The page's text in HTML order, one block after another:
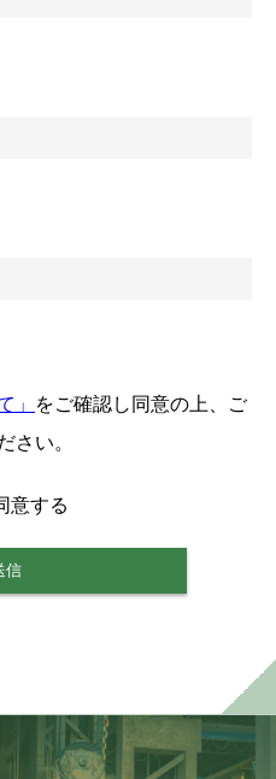
」 をご確認し同意の上、ご
さい。
意する